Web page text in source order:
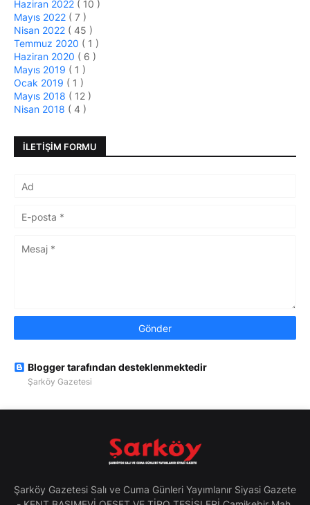
Haziran 2022 ( 10 )
Mayıs 2022 ( 7 )
Nisan 2022 ( 45 )
Temmuz 2020 ( 1 )
Haziran 2020 ( 6 )
Mayıs 2019 ( 1 )
Ocak 2019 ( 1 )
Mayıs 2018 ( 12 )
Nisan 2018 ( 4 )
İLETIŞIM FORMU
Blogger tarafından desteklenmektedir
Şarköy Gazetesi
Şarköy Gazetesi Salı ve Cuma Günleri Yayımlanır Siyasi Gazete